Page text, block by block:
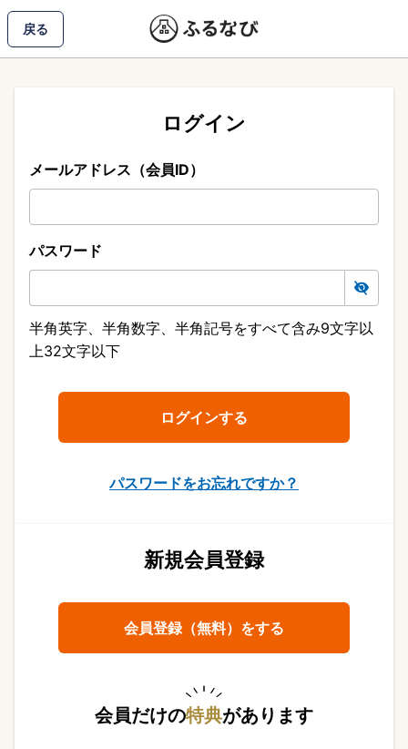
戻る
ログイン
メールアドレス（会員ID）
パスワード
半角英字、半角数字、半角記号をすべて含み9文字以
上32文字以下
パスワードをお忘れですか？
新規会員登録
会員登録（無料）をする
会員だけの特典があります